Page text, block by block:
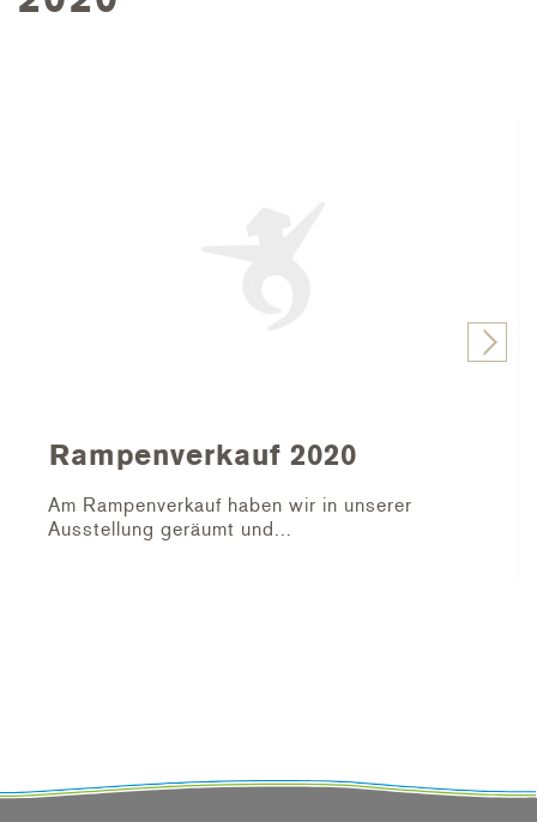
Rampenverkauf 2020
Am Rampenverkauf haben wir in unserer
Ausstellung geräumt und...